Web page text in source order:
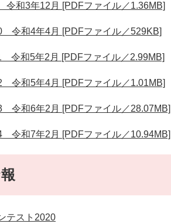
和3年12月 [PDFファイル／1.36MB]
令和4年4月 [PDFファイル／529KB]
令和5年2月 [PDFファイル／2.99MB]
令和5年4月 [PDFファイル／1.01MB]
令和6年2月 [PDFファイル／28.07MB]
令和7年2月 [PDFファイル／10.94MB]
テスト2020